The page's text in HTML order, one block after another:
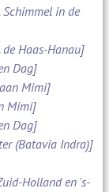
in de
de Haas-Hanau]
Dag]
Mimi]
Mimi]
Dag]
(Batavia Indra)]
Holland en 's-